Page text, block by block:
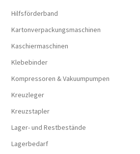
Hilfsförderband
Kartonverpackungsmaschinen
Kaschiermaschinen
Klebebinder
Kompressoren & Vakuum­pumpen
Kreuzleger
Kreuzstapler
Lager- und Restbestände
Lagerbedarf